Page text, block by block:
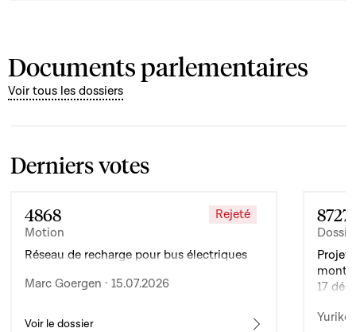
Documents parlementaires
Voir tous les dossiers
Derniers votes
4868
Motion
Rejeté
Réseau de recharge pour bus électriques
Marc Goergen · 15.07.2026
Voir le dossier
8727
Projet
17
Yuriko